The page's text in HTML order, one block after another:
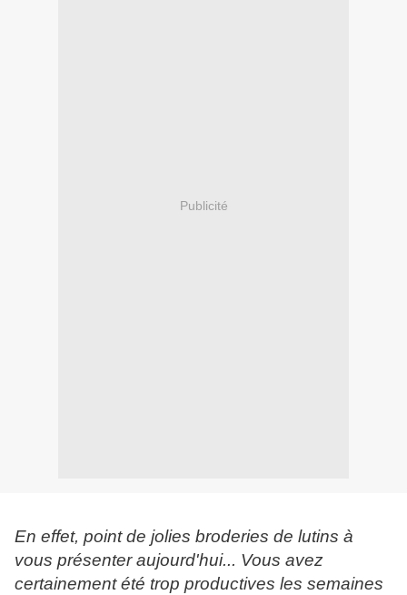
Publicité
En effet, point de jolies broderies de lutins à
vous présenter aujourd'hui... Vous avez
certainement été trop productives les semaines